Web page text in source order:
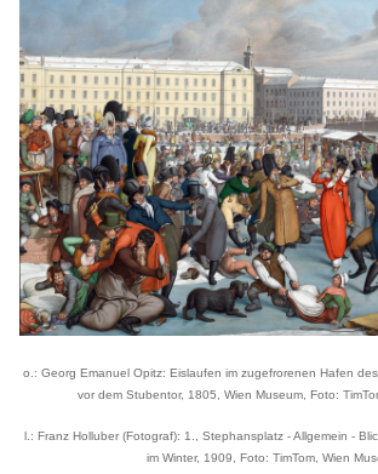
o.: Georg Emanuel Opitz: Eislaufen im zugefrorenen Hafen
vor dem Stubentor, 1805, Wien Museum, Foto:
l.: Franz Holluber (Fotograf): 1., Stephansplatz - Allgemein -
im Winter, 1909, Foto: TimTom, Wien